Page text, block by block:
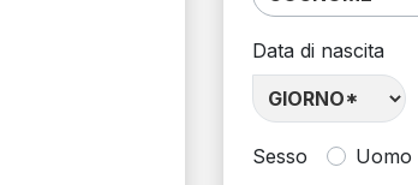
Data di nascita
Sesso Uomo